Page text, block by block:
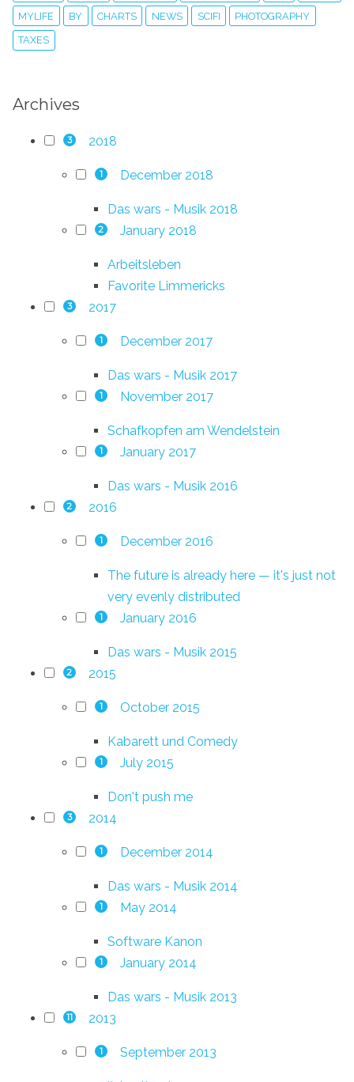
MYLIFE BY CHARTS NEWS SCIFI PHOTOGRAPHY
TAXES
Archives
3 2018
1 December 2018
Das wars - Musik 2018
2 January 2018
Arbeitsleben
Favorite Limmericks
3 2017
1 December 2017
Das wars - Musik 2017
1 November 2017
Schafkopfen am Wendelstein
1 January 2017
Das wars - Musik 2016
2 2016
1 December 2016
The future is already here — it's just not
very evenly distributed
1 January 2016
Das wars - Musik 2015
2 2015
1 October 2015
Kabarett und Comedy
1 July 2015
Don't push me
3 2014
1 December 2014
Das wars - Musik 2014
1 May 2014
Software Kanon
1 January 2014
Das wars - Musik 2013
11 2013
1 September 2013